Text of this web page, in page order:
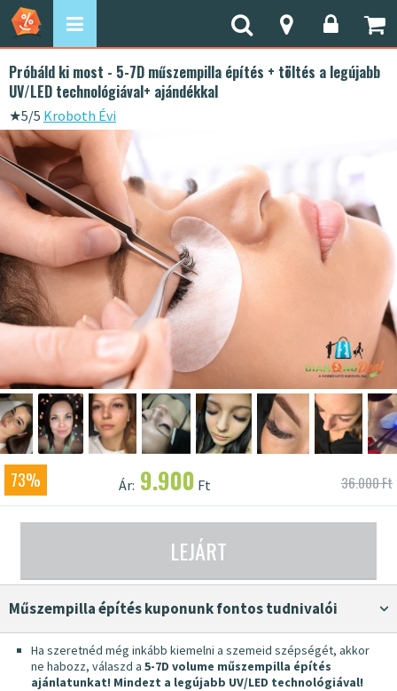
Próbáld ki most - 5-7D műszempilla építés + töltés a legújabb
UV/LED technológiával+ ajándékkal
★5/5 Kroboth Évi
73% Ár: 9.900 Ft 36.000 Ft
LEJÁRT
Műszempilla építés kuponunk fontos tudnivalói
Ha szeretnéd még inkább kiemelni a szemeid szépségét, akkor
ne habozz, válaszd a 5-7D volume műszempilla építés
ajánlatunkat! Mindezt a legújabb UV/LED technológiával!